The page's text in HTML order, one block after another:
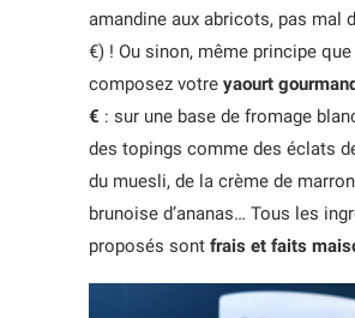
amandine aux abricots, pas mal
€) ! Ou sinon, même principe
composez votre yaourt
€ : sur une base de fromage
des topings comme des éclats
du muesli, de la crème de
brunoise d’ananas… Tous les
proposés sont frais et faits